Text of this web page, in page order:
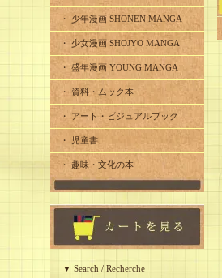
・ 少年漫画 SHONEN MANGA
・ 少女漫画 SHOJYO MANGA
・ 盛年漫画 YOUNG MANGA
・ 資料・ムック本
・ アート・ビジュアルブック
・ 児童書
・ 趣味・文化の本
▼ Search / Recherche